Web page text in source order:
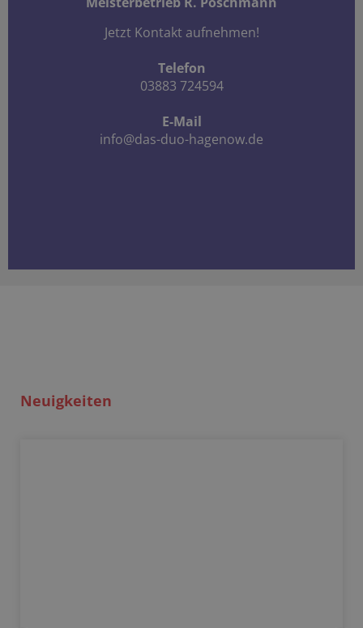
Jetzt Kontakt aufnehmen!
Telefon
03883 724594
E-Mail
info@das-duo-hagenow.de
Neuigkeiten